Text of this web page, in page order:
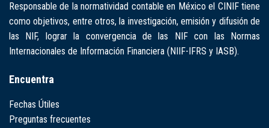
Responsable de la normatividad contable en México el CINIF tiene
como objetivos, entre otros, la investigación, emisión y difusión de
las NIF, lograr la convergencia de las NIF con las Normas
Internacionales de Información Financiera (NIIF-IFRS y IASB).
Encuentra
Fechas Útiles
Preguntas frecuentes